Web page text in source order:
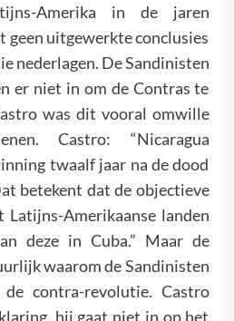
Amerika in de jaren
geen uitgewerkte conclusies
nederlagen. De Sandinisten
er niet in om de Contras te
was dit vooral omwille
Castro: “Nicaragua
twaalf jaar na de dood
betekent dat de objectieve
Amerikaanse landen
deze in Cuba.” Maar de
waarom de Sandinisten
contra-revolutie. Castro
hij gaat niet in op het